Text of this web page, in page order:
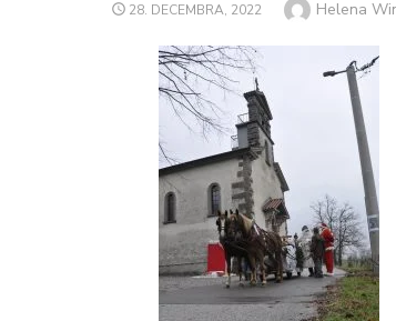
POSTED
28. DECEMBRA, 2022 Author
Helena